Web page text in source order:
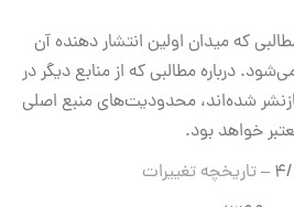
که میدان اولین انتشار دهنده آن
درباره مطالبی که از منابع دیگر در
شده‌اند، محدودیت‌های منبع اصلی
خواهد بود.
تاریخچه تغییرات